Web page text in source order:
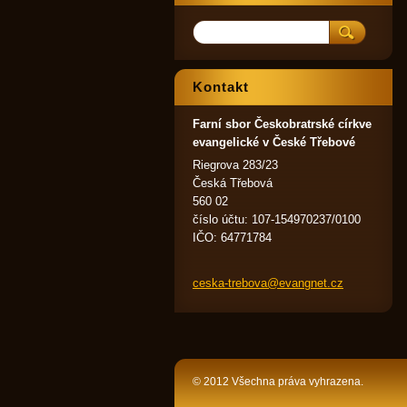
Kontakt
Farní sbor Českobratrské církve
evangelické v České Třebové
Riegrova 283/23
Česká Třebová
560 02
číslo účtu: 107-154970237/0100
IČO: 64771784
ceska-trebova@evangnet.cz
© 2012 Všechna práva vyhrazena.